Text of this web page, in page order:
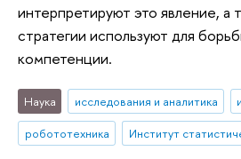
интерпретируют это явление, а
стратегии используют для
компетенции.
Наука исследования и аналитика
робототехника